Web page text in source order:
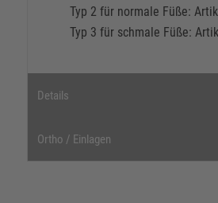
Typ 2 für normale Füße:
Typ 3 für schmale Füße:
Details
Ortho / Einlagen